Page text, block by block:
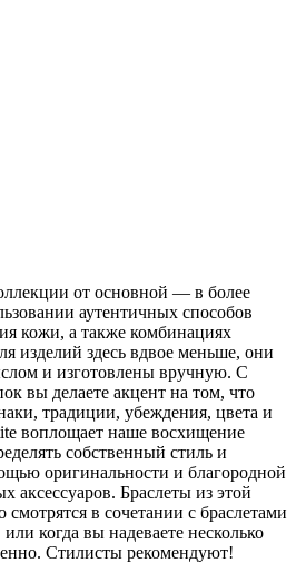
от основной — в более
аутентичных способов
кожи, а также комбинациях
изделий здесь вдвое меньше, они
и изготовлены вручную. С
вы делаете акцент на том, что
традиции, убеждения, цвета и
воплощает наше восхищение
собственный стиль и
оригинальности и благородной
аксессуаров. Браслеты из этой
в сочетании с браслетами
когда вы надеваете несколько
Стилисты рекомендуют!